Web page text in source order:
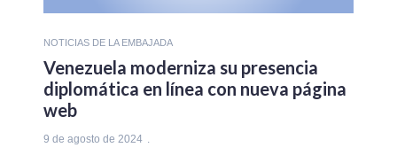
NOTICIAS DE LA EMBAJADA
Venezuela moderniza su presencia
diplomática en línea con nueva página
web
9 de agosto de 2024